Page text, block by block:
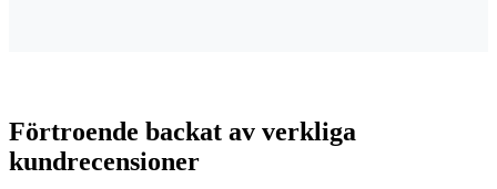
Förtroende backat av verkliga
kundrecensioner